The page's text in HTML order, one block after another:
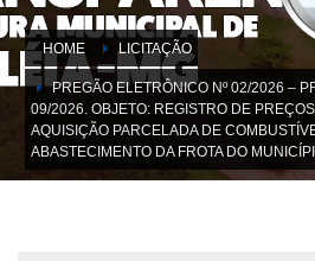
HOME LICITAÇÃO
PREGÃO ELETRÔNICO Nº 02/2026 –
09/2026. OBJETO: REGISTRO DE
AQUISIÇÃO PARCELADA DE
ABASTECIMENTO DA FROTA DO